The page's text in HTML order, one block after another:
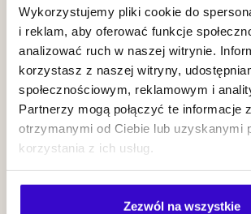
Wykorzystujemy pliki cookie do
i reklam, aby oferować funkcje
analizować ruch w naszej witrynie.
korzystasz z naszej witryny,
społecznościowym, reklamowym i
Partnerzy mogą połączyć te informacje
otrzymanymi od Ciebie lub uzyskanymi
korzystania z ich usług.
Zezwól na wszystkie
Wiesław
Prządka Three
Cities Project